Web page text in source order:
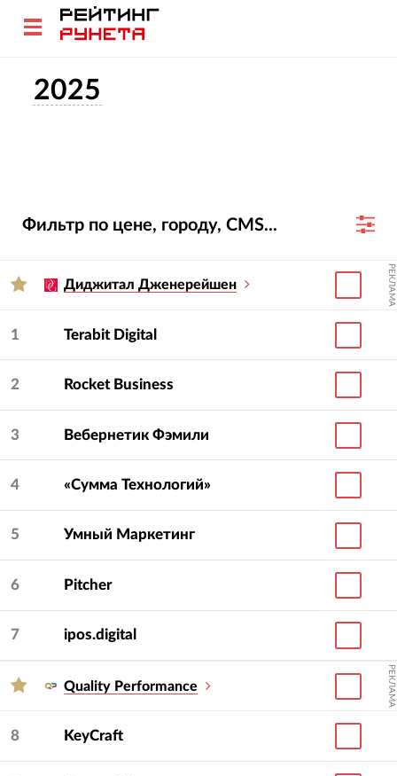
2025
Фильтр по цене, городу, CMS...
Диджитал Дженерейшен РЕКЛАМА
1 Terabit Digital
2 Rocket Business
3 Вебернетик Фэмили
4 «Сумма Технологий»
5 Умный Маркетинг
6 Pitcher
7 ipos.digital
Quality Performance РЕКЛАМА
8 KeyCraft